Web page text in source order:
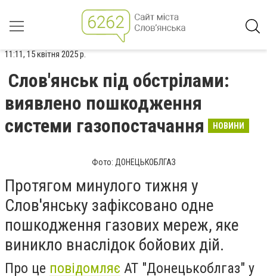
11:11, 15 квітня 2025 р.
Слов'янськ під обстрілами:
виявлено пошкодження
системи газопостачання
НОВИНИ
Фото: ДОНЕЦЬКОБЛГАЗ
Протягом минулого тижня у
Слов'янську зафіксовано одне
пошкодження газових мереж, яке
виникло внаслідок бойових дій.
Про це повідомляє АТ "Донецькоблгаз" у